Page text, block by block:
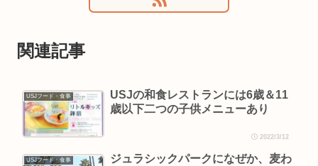
関連記事
USJフード・食事
USJの和食レストランには6歳＆11
歳以下二つの子供メニューあり
2022/3/12
USJフード・食事
ジュラシックパークになぜか、麦わ